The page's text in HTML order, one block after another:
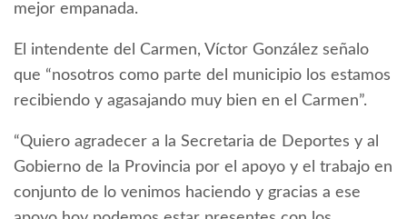
mejor empanada.
El intendente del Carmen, Víctor González señalo
que “nosotros como parte del municipio los estamos
recibiendo y agasajando muy bien en el Carmen”.
“Quiero agradecer a la Secretaria de Deportes y al
Gobierno de la Provincia por el apoyo y el trabajo en
conjunto de lo venimos haciendo y gracias a ese